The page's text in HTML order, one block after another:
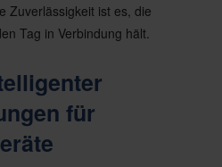
Zuverlässigkeit ist es, die
Tag in Verbindung hält.
für